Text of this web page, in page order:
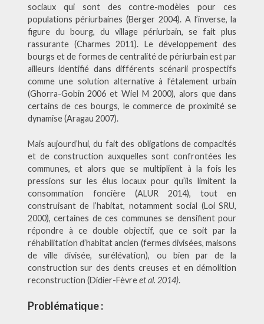
sociaux qui sont des contre-modèles pour ces
populations périurbaines (Berger 2004). A l’inverse, la
figure du bourg, du village périurbain, se fait plus
rassurante (Charmes 2011). Le développement des
bourgs et de formes de centralité de périurbain est par
ailleurs identifié dans différents scénarii prospectifs
comme une solution alternative à l’étalement urbain
(Ghorra-Gobin 2006 et Wiel M 2000), alors que dans
certains de ces bourgs, le commerce de proximité se
dynamise (Aragau 2007).
Mais aujourd’hui, du fait des obligations de compacités
et de construction auxquelles sont confrontées les
communes, et alors que se multiplient à la fois les
pressions sur les élus locaux pour qu’ils limitent la
consommation foncière (ALUR 2014), tout en
construisant de l’habitat, notamment social (Loi SRU,
2000), certaines de ces communes se densifient pour
répondre à ce double objectif, que ce soit par la
réhabilitation d’habitat ancien (fermes divisées, maisons
de ville divisée, surélévation), ou bien par de la
construction sur des dents creuses et en démolition
reconstruction (Didier-Fèvreet al. 2014).
Problématique :